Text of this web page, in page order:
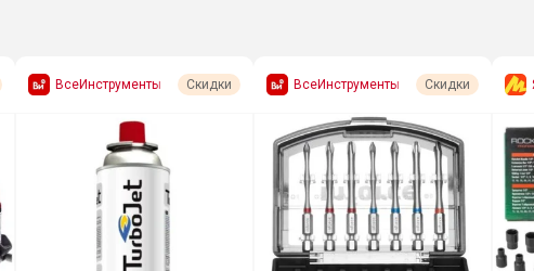
ВсеИнструменты Скидки ВсеИнструменты Скидки